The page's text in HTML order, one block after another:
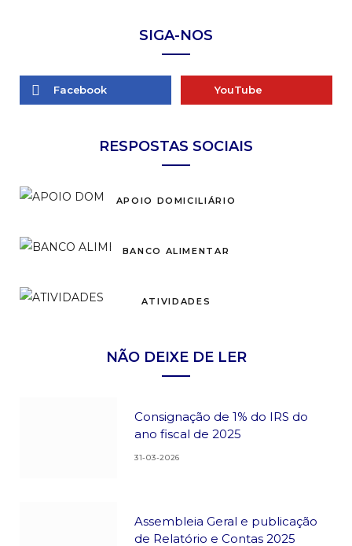
SIGA-NOS
Facebook YouTube
RESPOSTAS SOCIAIS
APOIO DOMICILIÁRIO
BANCO ALIMENTAR
ATIVIDADES
NÃO DEIXE DE LER
Consignação de 1% do IRS do
ano fiscal de 2025
31-03-2026
Assembleia Geral e publicação
de Relatório e Contas 2025